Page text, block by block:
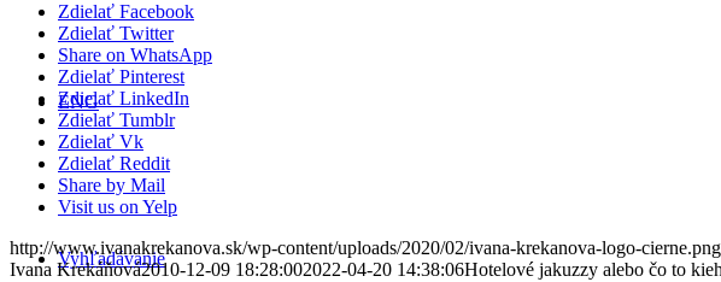
ENG
Vyhľadávanie
Zdielať Facebook
Zdielať Twitter
Share on WhatsApp
Zdielať Pinterest
Zdielať LinkedIn
Zdielať Tumblr
Zdielať Vk
Zdielať Reddit
Share by Mail
Visit us on Yelp
http://www.ivanakrekanova.sk/wp-content/uploads/2020/02/ivana-krekanova-logo-cierne.png
Ivana Krekáňová2010-12-09 18:28:002022-04-20 14:38:06Hotelové jakuzzy alebo čo to